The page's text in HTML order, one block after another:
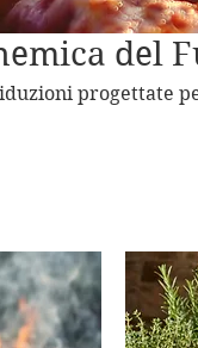
del
progettate